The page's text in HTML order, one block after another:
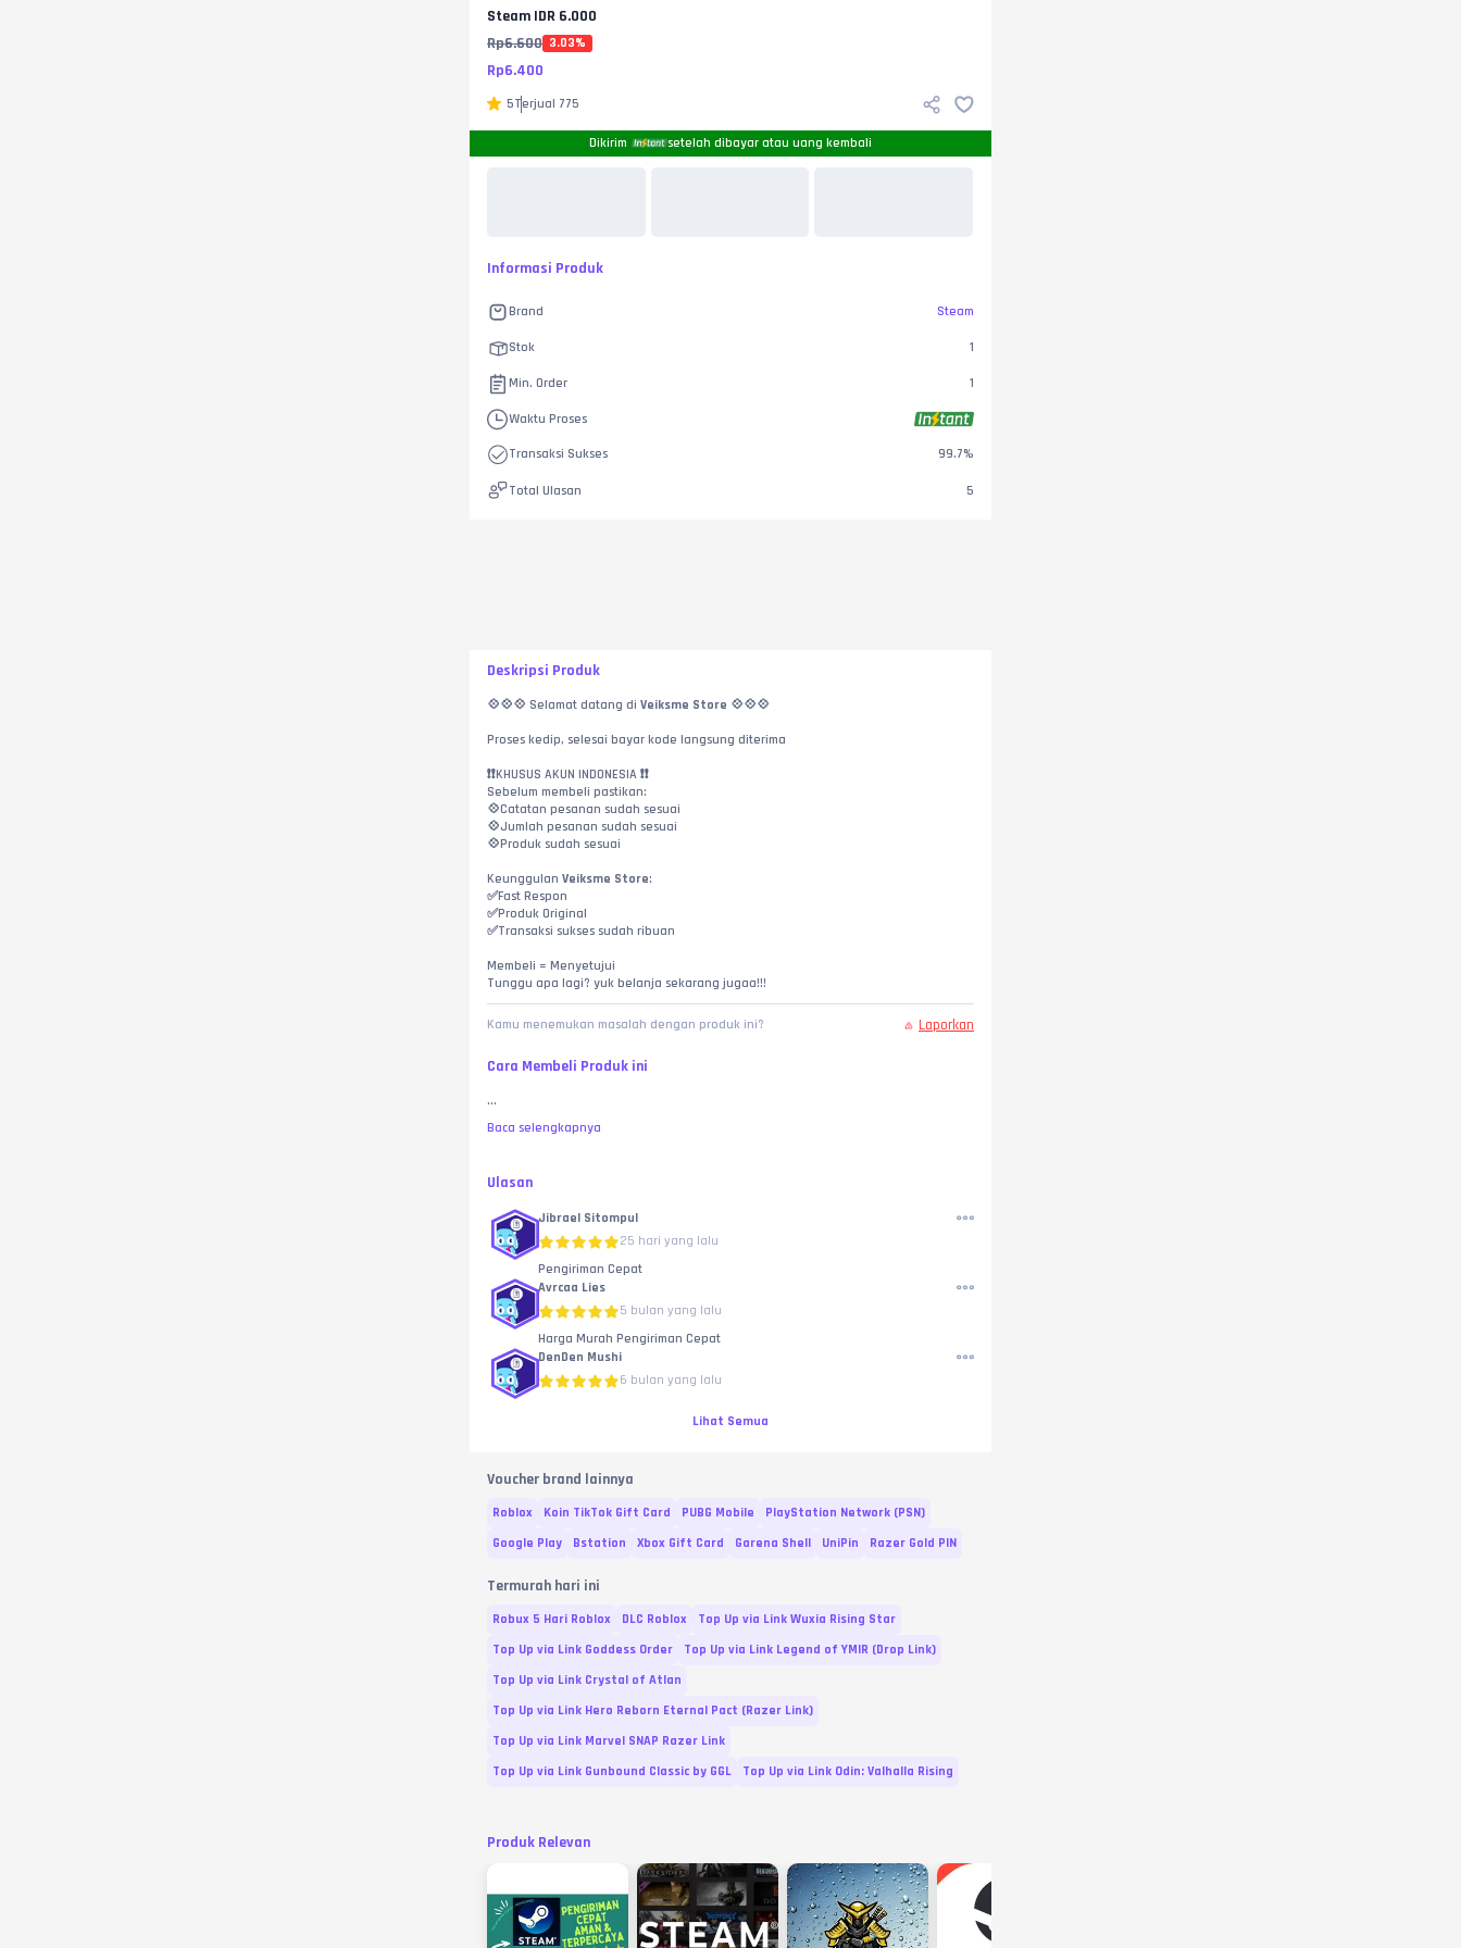
Steam IDR 6.000
Rp6.600 3.03%
Rp6.400
5Terjual 775
Dikirim setelah dibayar atau uang kembali
Informasi Produk
Brand Steam
Stok 1
Min. Order 1
Waktu Proses
Transaksi Sukses 99.7%
Total Ulasan 5
Deskripsi Produk
💠💠💠 Selamat datang di Veiksme Store 💠💠💠
Proses kedip, selesai bayar kode langsung diterima
❗️❗️KHUSUS AKUN INDONESIA ❗️❗️
Sebelum membeli pastikan:
💠Catatan pesanan sudah sesuai
💠Jumlah pesanan sudah sesuai
💠Produk sudah sesuai
Keunggulan Veiksme Store:
✅️Fast Respon
✅️Produk Original
✅️Transaksi sukses sudah ribuan
Membeli = Menyetujui
Tunggu apa lagi? yuk belanja sekarang jugaa!!!
Kamu menemukan masalah dengan produk ini? Laporkan
Cara Membeli Produk ini
...
Baca selengkapnya
Ulasan
Jibrael Sitompul
25 hari yang lalu
Pengiriman Cepat
Avrcaa Lies
5 bulan yang lalu
Harga Murah Pengiriman Cepat
DenDen Mushi
6 bulan yang lalu
Lihat Semua
Voucher brand lainnya
Roblox Koin TikTok Gift Card PUBG Mobile
PlayStation Network (PSN)
Google Play
Bstation Xbox Gift Card Garena Shell UniPin Razer Gold PIN
Termurah hari ini
Robux 5 Hari Roblox DLC Roblox
Top Up via Link Wuxia Rising Star
Top Up via Link Goddess Order
Top Up via Link Legend of YMIR (Drop Link)
Top Up via Link Crystal of Atlan
Top Up via Link Hero Reborn Eternal Pact (Razer Link)
Top Up via Link Marvel SNAP Razer Link
Top Up via Link Gunbound Classic by GGL
Top Up via Link Odin: Valhalla Rising
Produk Relevan